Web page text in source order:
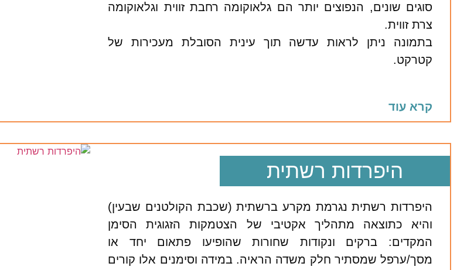
סוגים שונים, הנפוצים יותר הם גלאוקומה רחבת זווית וגלאוקומה
צרת זווית.
בתמונה ניתן לראות עדשה תוך עינית הסובלת מעכירות של
קטרקט.
קרא עוד
היפרדות רשתית
היפרדות רשתית נגרמת מקרע ברשתית (שכבת הקולטנים שבעין)
והיא כתוצאה מתהליך אקטיבי של הצטמקות הזגוגית הסימן
המקדים: ברקים ונקודות שחורות שהופיעו פתאום יחד או
מסך/ערפל שמסתיר חלק משדה הראיה. במידה וסימנים אלו קורים